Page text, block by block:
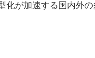
化が加速する国内外